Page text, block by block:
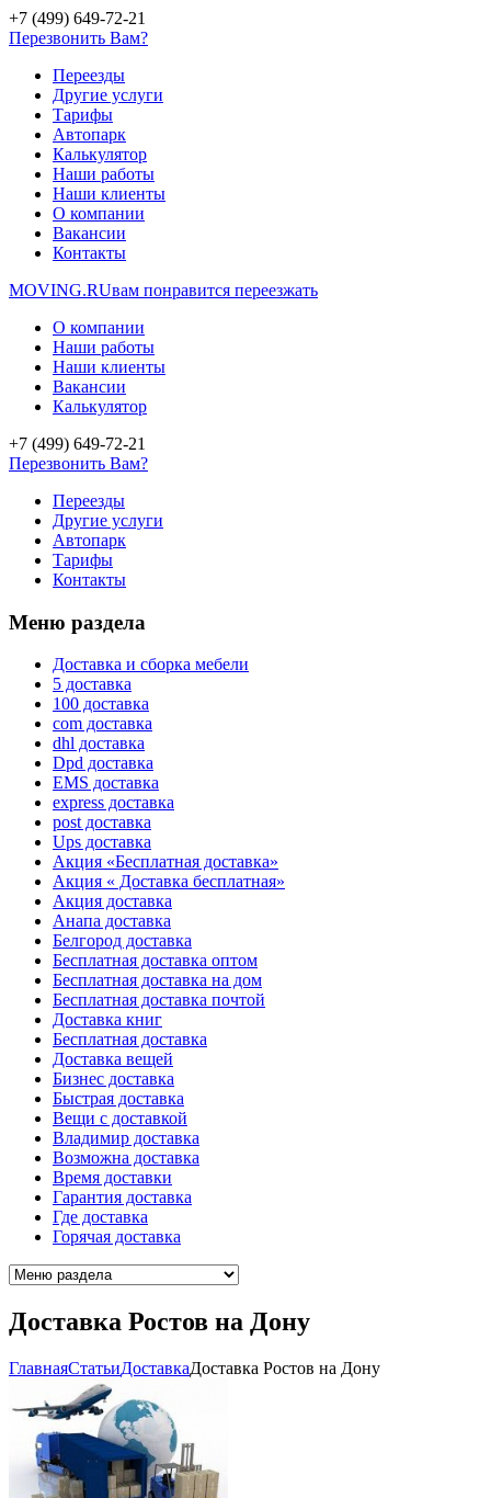
+7 (499) 649-72-21
Перезвонить Вам?
Переезды
Другие услуги
Тарифы
Автопарк
Калькулятор
Наши работы
Наши клиенты
О компании
Вакансии
Контакты
MOVING.RUвам понравится переезжать
О компании
Наши работы
Наши клиенты
Вакансии
Калькулятор
+7 (499) 649-72-21
Перезвонить Вам?
Переезды
Другие услуги
Автопарк
Тарифы
Контакты
Меню раздела
Доставка и сборка мебели
5 доставка
100 доставка
com доставка
dhl доставка
Dpd доставка
EMS доставка
express доставка
post доставка
Ups доставка
Акция «Бесплатная доставка»
Акция « Доставка бесплатная»
Акция доставка
Анапа доставка
Белгород доставка
Бесплатная доставка оптом
Бесплатная доставка на дом
Бесплатная доставка почтой
Доставка книг
Бесплатная доставка
Доставка вещей
Бизнес доставка
Быстрая доставка
Вещи с доставкой
Владимир доставка
Возможна доставка
Время доставки
Гарантия доставка
Где доставка
Горячая доставка
Доставка Ростов на Дону
ГлавнаяCтатьиДоставкаДоставка Ростов на Дону